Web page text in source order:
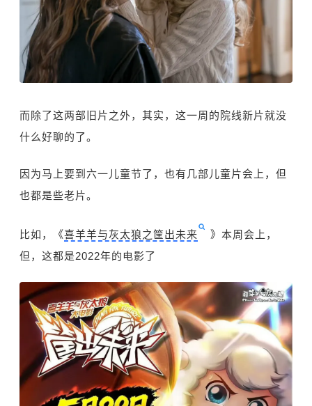
而除了这两部旧片之外，其实，这一周的院线新片就没
什么好聊的了。
因为马上要到六一儿童节了，也有几部儿童片会上，但
也都是些老片。
比如，《喜羊羊与灰太狼之筐出未来
》本周会上，
但，这都是2022年的电影了